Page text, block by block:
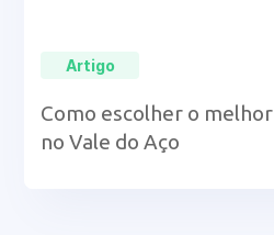
Artigo
Como escolher o
no Vale do Aço